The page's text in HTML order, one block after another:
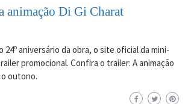
animação Di Gi Charat
24º aniversário da obra, o site oficial da mini-
promocional. Confira o trailer: A animação
outono.